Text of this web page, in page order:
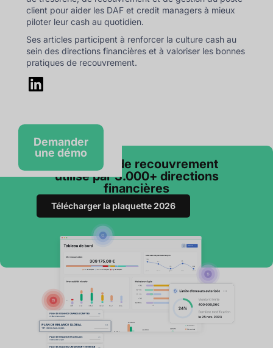
client pour aider les DAF et credit managers à mieux
piloter leur cash au quotidien.
Ses articles participent à renforcer la culture cash au
sein des directions financières et à valoriser les bonnes
pratiques de recouvrement.
Demander
une démo
Le logiciel de recouvrement
utilisé par 3.000+ directions
financières
Télécharger la plaquette 2026